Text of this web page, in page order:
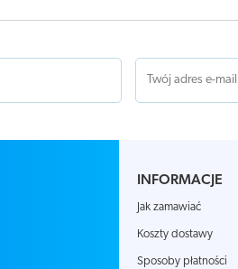
INFORMACJE
Jak zamawiać
Koszty dostawy
Sposoby płatności